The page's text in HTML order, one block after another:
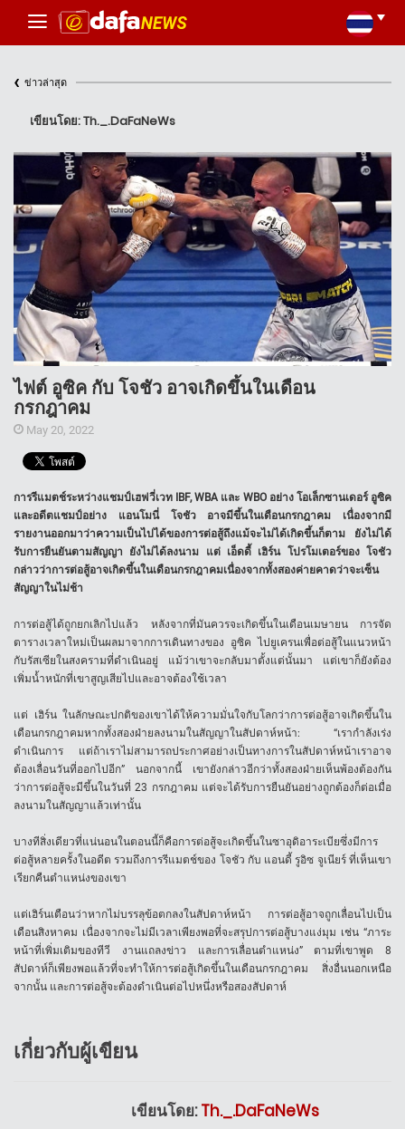
‹ ข่าวล่าสุด
เขียนโดย: Th._.DaFaNeWs
ไฟต์ อูซิค กับ โจชัว อาจเกิดขึ้นในเดือน
กรกฎาคม
May 20, 2022
การรีแมตช์ระหว่างแชมป์เฮฟวี่เวท IBF, WBA และ WBO อย่าง โอเล็กซานเดอร์ อูซิค
และอดีตแชมป์อย่าง
แอนโมนี่ โจชัว อาจมีขึ้นในเดือนกรกฎาคม
เนื่องจากมี
รายงานออกมาว่าความเป็นไปได้ของการต่อสู้ถึงแม้จะไม่ได้เกิดขึ้นก็ตาม
ยังไม่ได้
รับการยืนยันตามสัญญา
ยังไม่ได้ลงนาม แต่ เอ็ดดี้ เฮิร์น โปรโมเตอร์ของ โจชัว
กล่าวว่าการต่อสู้อาจเกิดขึ้นในเดือนกรกฎาคมเนื่องจากทั้งสองค่ายคาดว่าจะเซ็น
สัญญาในไม่ช้า
การต่อสู้ได้ถูกยกเลิกไปแล้ว หลังจากที่มันควรจะเกิดขึ้นในเดือนเมษายน
การจัด
ตารางเวลาใหม่เป็นผลมาจากการเดินทางของ
อูซิค ไปยูเครนเพื่อต่อสู้ในแนวหน้า
กับรัสเซียในสงครามที่ดำเนินอยู่
แม้ว่าเขาจะกลับมาตั้งแต่นั้นมา
แต่เขาก็ยังต้อง
เพิ่มน้ำหนักที่เขาสูญเสียไปและอาจต้องใช้เวลา
แต่ เฮิร์น ในลักษณะปกติของเขาได้ให้ความมั่นใจกับโลกว่าการต่อสู้อาจเกิดขึ้นใน
เดือนกรกฎาคมหากทั้งสองฝ่ายลงนามในสัญญาในสัปดาห์หน้า: “เรากำลังเร่ง
ดำเนินการ
แต่ถ้าเราไม่สามารถประกาศอย่างเป็นทางการในสัปดาห์หน้าเราอาจ
ต้องเลื่อนวันที่ออกไปอีก” นอกจากนี้
เขายังกล่าวอีกว่าทั้งสองฝ่ายเห็นพ้องต้องกัน
ว่าการต่อสู้จะมีขึ้นในวันที่ 23 กรกฎาคม แต่จะได้รับการยืนยันอย่างถูกต้องก็ต่อเมื่อ
ลงนามในสัญญาแล้วเท่านั้น
บางทีสิ่งเดียวที่แน่นอนในตอนนี้ก็คือการต่อสู้จะเกิดขึ้นในซาอุดิอาระเบียซึ่งมีการ
ต่อสู้หลายครั้งในอดีต รวมถึงการรีแมตช์ของ โจชัว กับ แอนดี้ รูอิซ จูเนียร์ ที่เห็นเขา
เรียกคืนตำแหน่งของเขา
แต่เฮิร์นเตือนว่าหากไม่บรรลุข้อตกลงในสัปดาห์หน้า
การต่อสู้อาจถูกเลื่อนไปเป็น
เดือนสิงหาคม เนื่องจากจะไม่มีเวลาเพียงพอที่จะสรุปการต่อสู้บางแง่มุม เช่น “ภาระ
หน้าที่เพิ่มเติมของทีวี
งานแถลงข่าว และการเลื่อนตำแหน่ง” ตามที่เขาพูด 8
สัปดาห์ก็เพียงพอแล้วที่จะทำให้การต่อสู้เกิดขึ้นในเดือนกรกฎาคม
สิ่งอื่นนอกเหนือ
จากนั้น และการต่อสู้จะต้องดำเนินต่อไปหนึ่งหรือสองสัปดาห์
เกี่ยวกับผู้เขียน
เขียนโดย:Th._.DaFaNeWs